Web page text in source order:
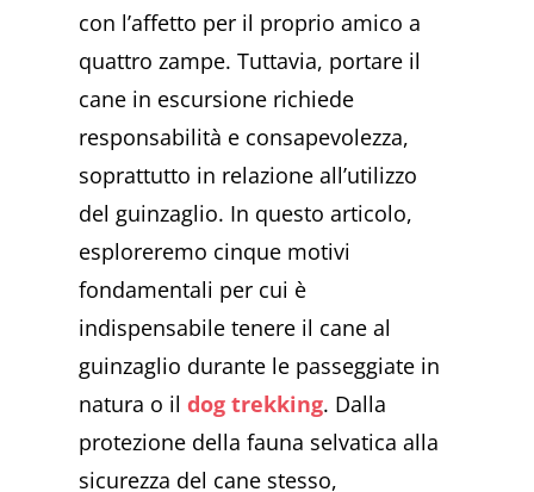
con l’affetto per il proprio amico a
quattro zampe. Tuttavia, portare il
cane in escursione richiede
responsabilità e consapevolezza,
soprattutto in relazione all’utilizzo
del guinzaglio. In questo articolo,
esploreremo cinque motivi
fondamentali per cui è
indispensabile tenere il cane al
guinzaglio durante le passeggiate in
natura o ildog trekking. Dalla
protezione della fauna selvatica alla
sicurezza del cane stesso,